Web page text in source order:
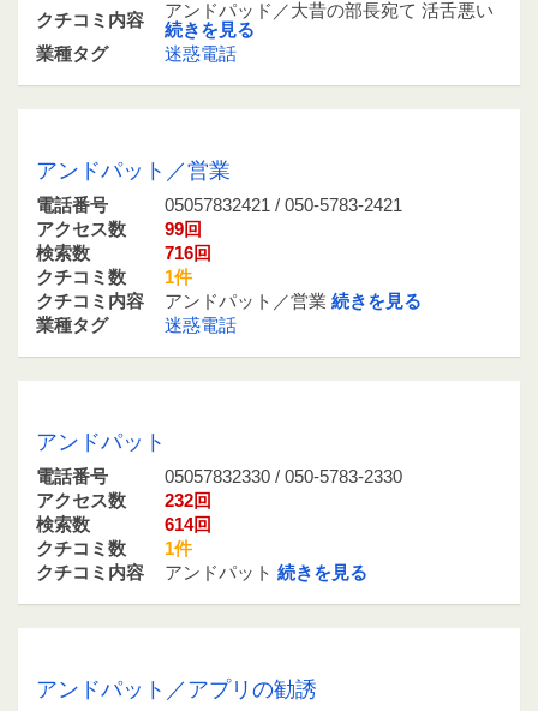
クチコミ内容
アンドパッド／大昔の部長宛て 活舌悪い
続きを見る
業種タグ
迷惑電話
アンドパット／営業
電話番号
05057832421 / 050-5783-2421
アクセス数
99回
検索数
716回
クチコミ数
1件
クチコミ内容
アンドパット／営業 続きを見る
業種タグ
迷惑電話
アンドパット
電話番号
05057832330 / 050-5783-2330
アクセス数
232回
検索数
614回
クチコミ数
1件
クチコミ内容
アンドパット 続きを見る
アンドパット／アプリの勧誘